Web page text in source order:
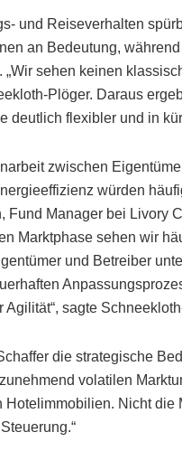
und Reiseverhalten
an Bedeutung,
sehen keinen
Plöger. Daraus
deutlich flexibler und in
zwischen
würden
Fund Manager bei Livory
Marktphase sehen wir
und Betreiber
sagte
die strategische
volatilen
Hotelimmobilien. Nicht